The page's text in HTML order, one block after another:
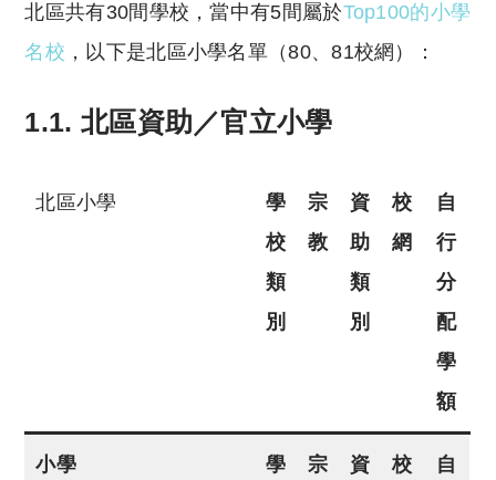
北區共有30間學校，當中有5間屬於Top100的小學
名校 ，以下是北區小學名單（80、81校網）：
1.1. 北區資助／官立小學
北區小學
學
校
類
別
宗
教
資
助
類
別
校
網
自
行
分
配
學
額
小學
學
宗
資
校
自